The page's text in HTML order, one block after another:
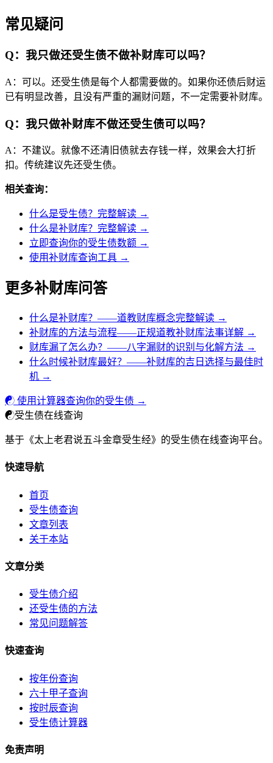
常见疑问
Q：我只做还受生债不做补财库可以吗？
A：可以。还受生债是每个人都需要做的。如果你还债后财运
已有明显改善，且没有严重的漏财问题，不一定需要补财库。
Q：我只做补财库不做还受生债可以吗？
A：不建议。就像不还清旧债就去存钱一样，效果会大打折
扣。传统建议先还受生债。
相关查询：
什么是受生债？完整解读 →
什么是补财库？完整解读 →
立即查询你的受生债数额 →
使用补财库查询工具 →
更多补财库问答
什么是补财库？——道教财库概念完整解读 →
补财库的方法与流程——正规道教补财库法事详解 →
财库漏了怎么办？——八字漏财的识别与化解方法 →
什么时候补财库最好？——补财库的吉日选择与最佳时
机 →
☯ 使用计算器查询你的受生债 →
☯受生债在线查询
基于《太上老君说五斗金章受生经》的受生债在线查询平台。
快速导航
首页
受生债查询
文章列表
关于本站
文章分类
受生债介绍
还受生债的方法
常见问题解答
快速查询
按年份查询
六十甲子查询
按时辰查询
受生债计算器
免责声明